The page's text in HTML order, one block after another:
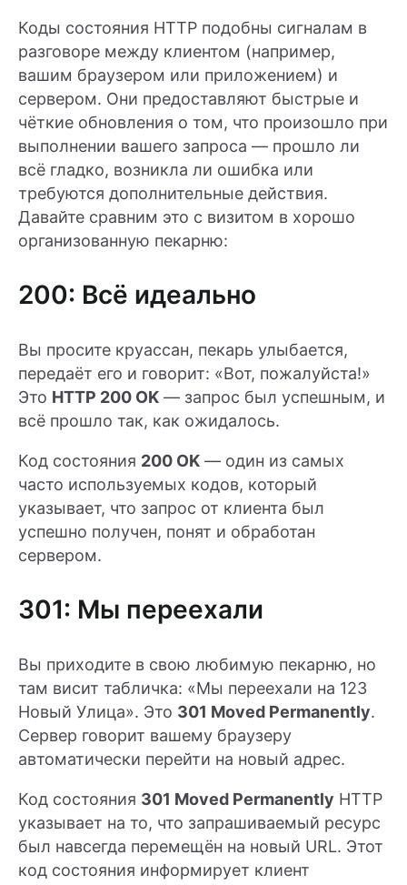
Коды состояния HTTP подобны сигналам в
разговоре между клиентом (например,
вашим браузером или приложением) и
сервером. Они предоставляют быстрые и
чёткие обновления о том, что произошло при
выполнении вашего запроса — прошло ли
всё гладко, возникла ли ошибка или
требуются дополнительные действия.
Давайте сравним это с визитом в хорошо
организованную пекарню:
200: Всё идеально
Вы просите круассан, пекарь улыбается,
передаёт его и говорит: «Вот, пожалуйста!»
Это HTTP 200 OK — запрос был успешным, и
всё прошло так, как ожидалось.
Код состояния 200 OK — один из самых
часто используемых кодов, который
указывает, что запрос от клиента был
успешно получен, понят и обработан
сервером.
301: Мы переехали
Вы приходите в свою любимую пекарню, но
там висит табличка: «Мы переехали на 123
Новый Улица». Это 301 Moved Permanently.
Сервер говорит вашему браузеру
автоматически перейти на новый адрес.
Код состояния 301 Moved Permanently HTTP
указывает на то, что запрашиваемый ресурс
был навсегда перемещён на новый URL. Этот
код состояния информирует клиент